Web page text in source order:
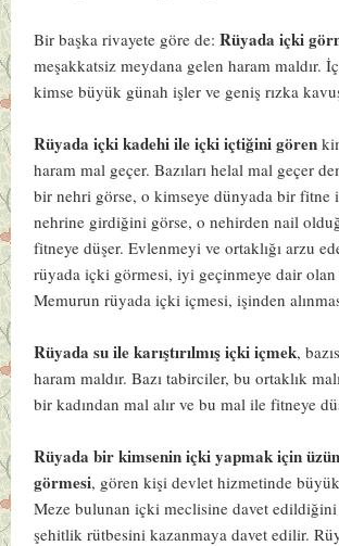
Bir başka rivayete göre de: Rüyada içki
meşakkatsiz meydana gelen haram maldır.
kimse büyük günah işler ve geniş rızka
Rüyada içki kadehi ile içki içtiğini gören
haram mal geçer. Bazıları helal mal geçer
bir nehri görse, o kimseye dünyada bir fitne
nehrine girdiğini görse, o nehirden nail
fitneye düşer. Evlenmeyi ve ortaklığı arzu
rüyada içki görmesi, iyi geçinmeye dair olan
Memurun rüyada içki içmesi, işinden
Rüyada su ile karıştırılmış içki içmek,
haram maldır. Bazı tabirciler, bu ortaklık
bir kadından mal alır ve bu mal ile fitneye
Rüyada bir kimsenin içki yapmak için üzüm
görmesi, gören kişi devlet hizmetinde
Meze bulunan içki meclisine davet
şehitlik rütbesini kazanmaya davet edilir.